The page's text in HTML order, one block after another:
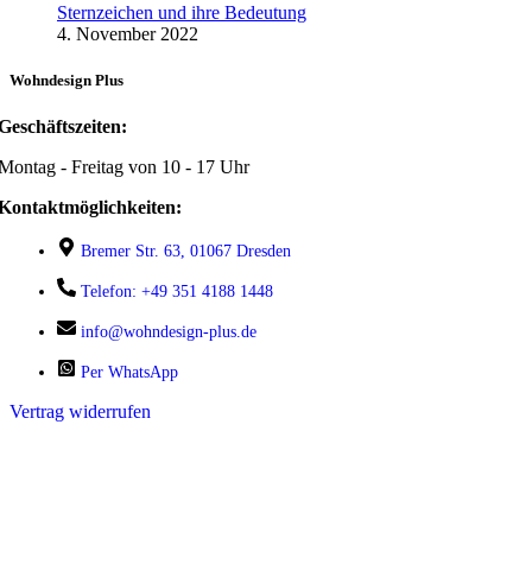
Sternzeichen und ihre Bedeutung
4. November 2022
Wohndesign Plus
- Freitag von 10 - 17 Uhr
Bremer Str. 63, 01067 Dresden
Telefon: +49 351 4188 1448
info@wohndesign-plus.de
Per WhatsApp
Vertrag widerrufen